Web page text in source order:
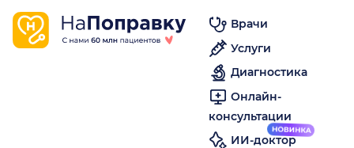
Врачи
Услуги
Диагностика
Онлайн-
консультации
ИИ-доктор